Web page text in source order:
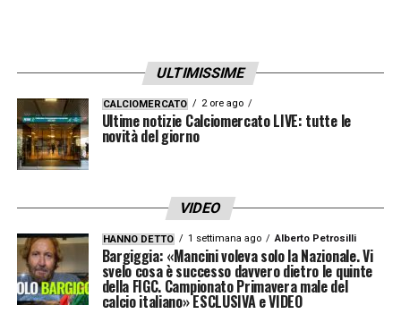
ULTIMISSIME
CALCIOMERCATO 2 ore ago
Ultime notizie Calciomercato LIVE: tutte le
novità del giorno
VIDEO
HANNO DETTO 1 settimana ago Alberto Petrosilli
Bargiggia: «Mancini voleva solo la Nazionale. Vi
svelo cosa è successo davvero dietro le quinte
della FIGC. Campionato Primavera male del
calcio italiano» ESCLUSIVA e VIDEO